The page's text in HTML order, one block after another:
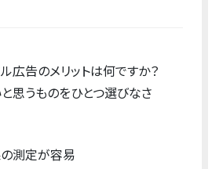
広告のメリットは何ですか？
思うものをひとつ選びなさ
測定が容易